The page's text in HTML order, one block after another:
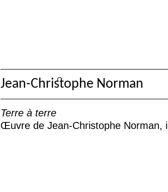
Jean-Christophe Norman
Terre à terre
Œuvre de Jean-Christophe Norman,